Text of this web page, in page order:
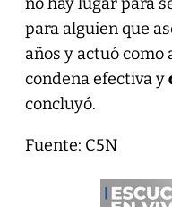
para alguien que
años y actuó como
condena efectiva y
concluyó.
Fuente: C5N